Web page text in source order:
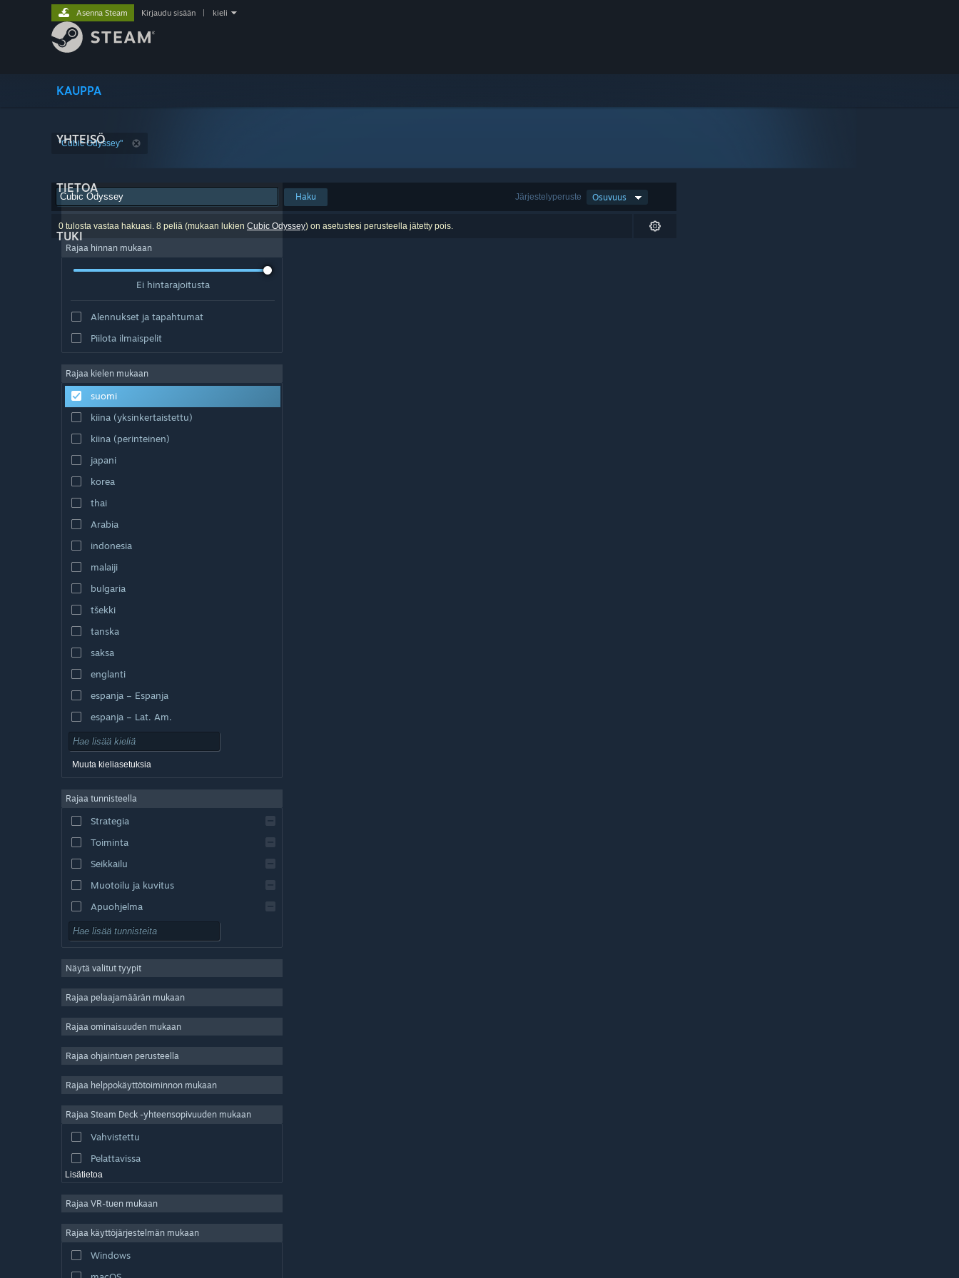
KAUPPA
YHTEISÖ
TIETOA
TUKI
Asenna Steam Kirjaudu sisään kieli
"Cubic Odyssey"
Järjestelyperuste Osuvuus
Haku
0 tulosta vastaa hakuasi. 8 peliä (mukaan lukien Cubic Odyssey) on asetustesi perusteella jätetty pois.
Rajaa hinnan mukaan
Ei hintarajoitusta
Alennukset ja tapahtumat
Piilota ilmaispelit
Rajaa kielen mukaan
suomi
kiina (yksinkertaistettu)
kiina (perinteinen)
japani
korea
thai
Arabia
indonesia
malaiji
bulgaria
tšekki
tanska
saksa
englanti
espanja – Espanja
espanja – Lat. Am.
Muuta kieliasetuksia
Rajaa tunnisteella
Strategia
Toiminta
Seikkailu
Muotoilu ja kuvitus
Apuohjelma
Pelaa ilmaiseksi
Massiivinen moninpeli
Indie
Simulaatio
Videotuotanto
Kuvankäsittely
Näytä valitut tyypit
Rajaa pelaajamäärän mukaan
Rajaa ominaisuuden mukaan
Rajaa ohjaintuen perusteella
Rajaa helppokäyttötoiminnon mukaan
Rajaa Steam Deck -yhteensopivuuden mukaan
Vahvistettu
Pelattavissa
Lisätietoa
Rajaa VR-tuen mukaan
Rajaa käyttöjärjestelmän mukaan
Windows